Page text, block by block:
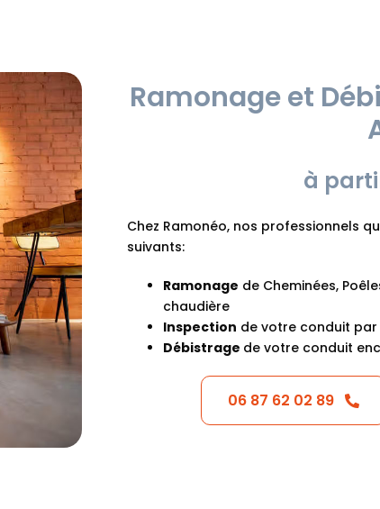
Ramonage et
à
Chez Ramonéo, nos professionnels
suivants:
Ramonage de Cheminées,
chaudière
Inspection de votre conduit
Débistrage de votre conduit
06 87 62 02 89